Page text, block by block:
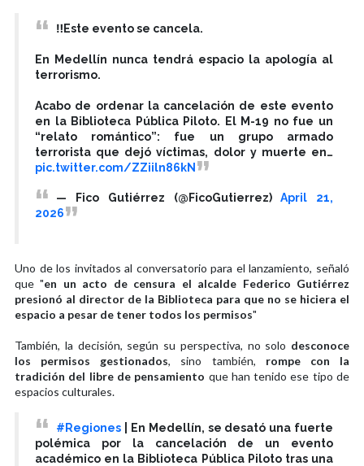
‼️Este evento se cancela.
En Medellín nunca tendrá espacio la apología al
terrorismo.
Acabo de ordenar la cancelación de este evento
en la Biblioteca Pública Piloto. El M-19 no fue un
“relato romántico”: fue un grupo armado
terrorista que dejó víctimas, dolor y muerte en…
pic.twitter.com/ZZiiln86kN
— Fico Gutiérrez (@FicoGutierrez)April 21,
2026
Uno de los invitados al conversatorio para el lanzamiento, señaló
que "en un acto de censura el alcalde Federico Gutiérrez
presionó al director de la Biblioteca para que no se hiciera el
espacio a pesar de tener todos los permisos"
También, la decisión, según su perspectiva, no solo desconoce
los permisos gestionados, sino también, rompe con la
tradición del libre de pensamiento que han tenido ese tipo de
espacios culturales.
#Regiones | En Medellín, se desató una fuerte
polémica por la cancelación de un evento
académico en la Biblioteca Pública Piloto tras una